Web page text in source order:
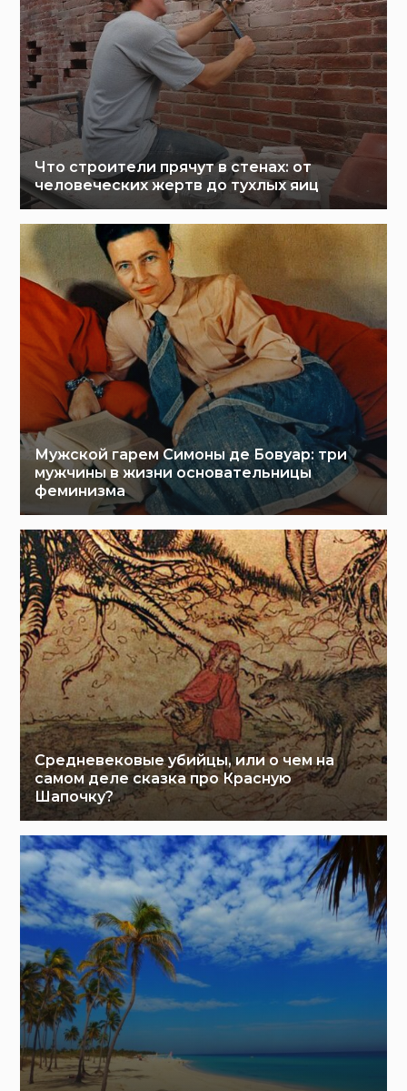
Что строители прячут в стенах: от
человеческих жертв до тухлых яиц
Мужской гарем Симоны де Бовуар: три
мужчины в жизни основательницы
феминизма
Средневековые убийцы, или о чем на
самом деле сказка про Красную
Шапочку?